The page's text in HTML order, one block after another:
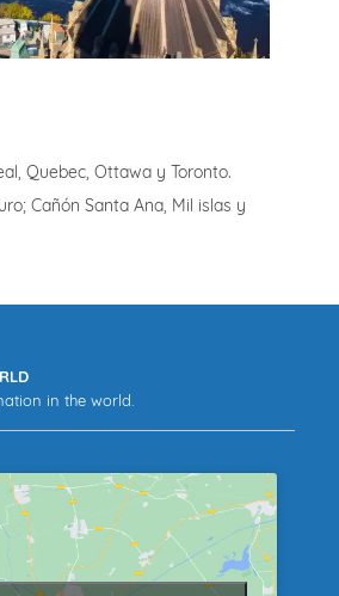
Quebec, Ottawa y Toronto.
Cañón Santa Ana, Mil islas y
in the world.